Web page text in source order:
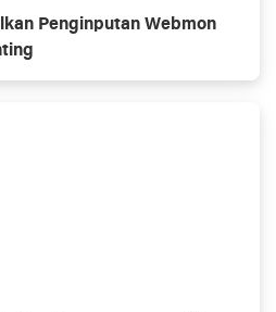
Penginputan Webmon